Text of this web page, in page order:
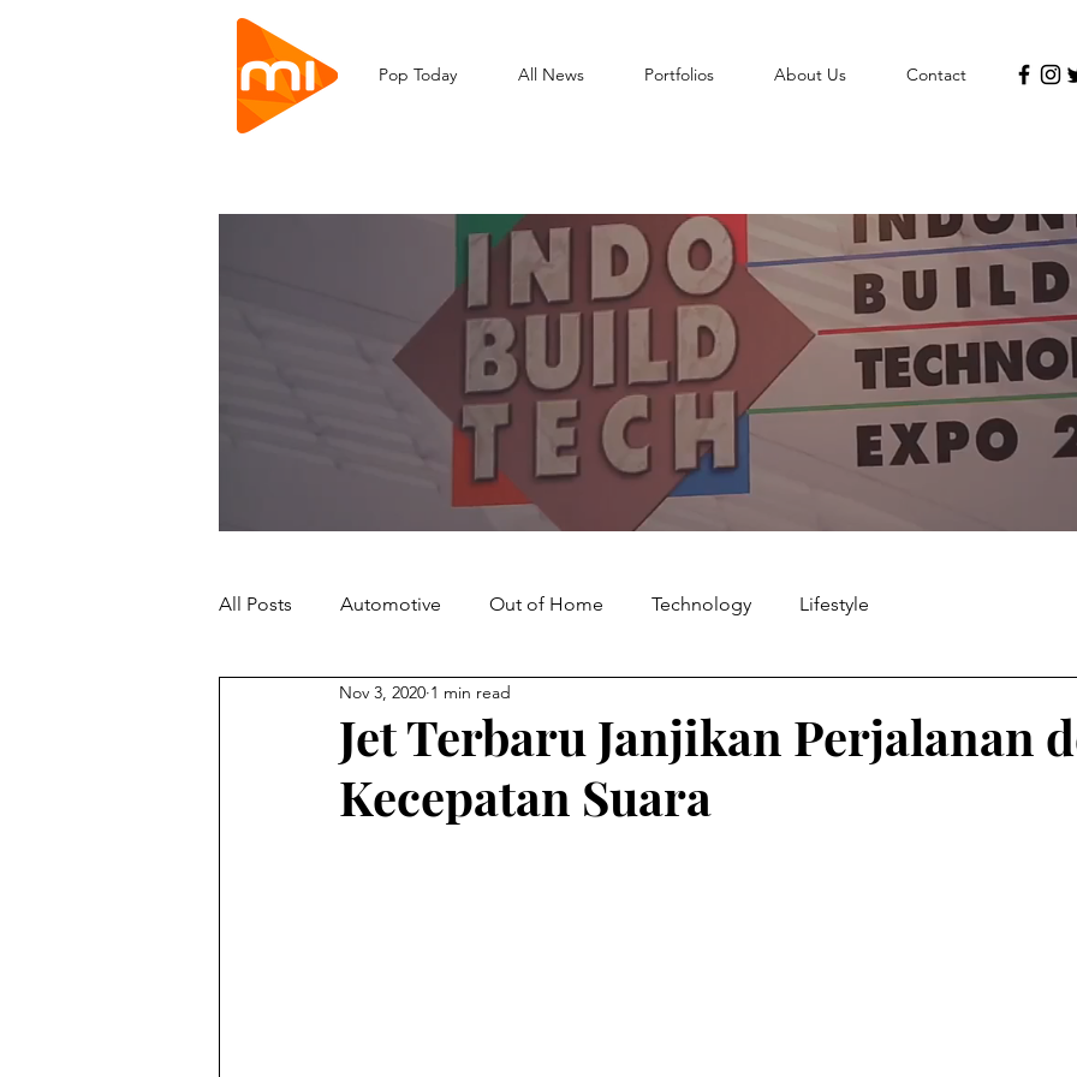
Pop Today All News Portfolios About Us Contact
All Posts Automotive Out of Home Technology Lifestyle
Jet Terbaru Janjikan Perjalanan
Kecepatan Suara
Nov 3, 2020 1 min read